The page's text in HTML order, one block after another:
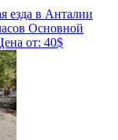
езда в Анталии
Основной
от: 40$